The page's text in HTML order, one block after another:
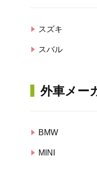
スズキ
スバル
外車メー
BMW
MINI